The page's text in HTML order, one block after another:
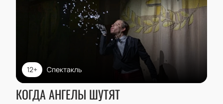
Спектакль
12+
КОГДА АНГЕЛЫ ШУТЯТ